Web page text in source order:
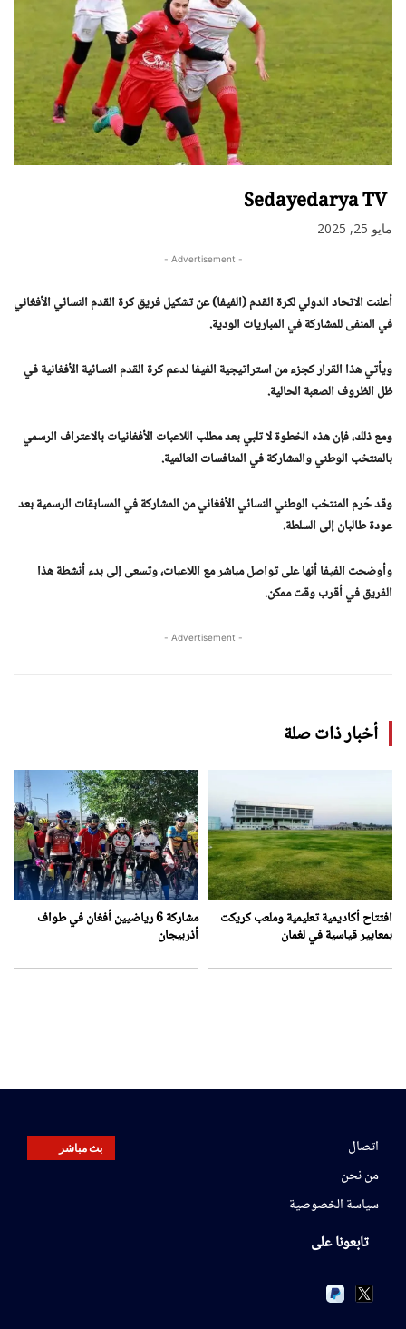
Sedayedarya TV
مايو 25, 2025
- Advertisement -
أعلنت الاتحاد الدولي لكرة القدم (الفيفا) عن تشكيل فريق كرة القدم النسائي الأفغاني
في المنفى للمشاركة في المباريات الودية.
ويأتي هذا القرار كجزء من استراتيجية الفيفا لدعم كرة القدم النسائية الأفغانية في
ظل الظروف الصعبة الحالية.
ومع ذلك، فإن هذه الخطوة لا تلبي بعد مطلب اللاعبات الأفغانيات بالاعتراف الرسمي
بالمنتخب الوطني والمشاركة في المنافسات العالمية.
وقد حُرم المنتخب الوطني النسائي الأفغاني من المشاركة في المسابقات الرسمية بعد
عودة طالبان إلى السلطة.
وأوضحت الفيفا أنها على تواصل مباشر مع اللاعبات، وتسعى إلى بدء أنشطة هذا
الفريق في أقرب وقت ممكن.
- Advertisement -
أخبار ذات صلة
افتتاح أكاديمية تعليمية وملعب كريكت
بمعايير قياسية في لغمان
مشاركة 6 رياضيين أفغان في طواف
أذربيجان
بث مباشر
اتصال
من نحن
سياسة الخصوصية
تابعونا على